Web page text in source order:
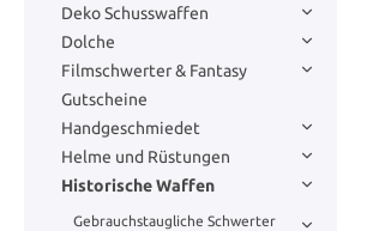
Deko Schusswaffen
Dolche
Filmschwerter & Fantasy
Gutscheine
Handgeschmiedet
Helme und Rüstungen
Historische Waffen
Gebrauchstaugliche Schwerter